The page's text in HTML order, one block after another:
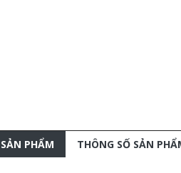
PHẨM THÔNG SỐ SẢN